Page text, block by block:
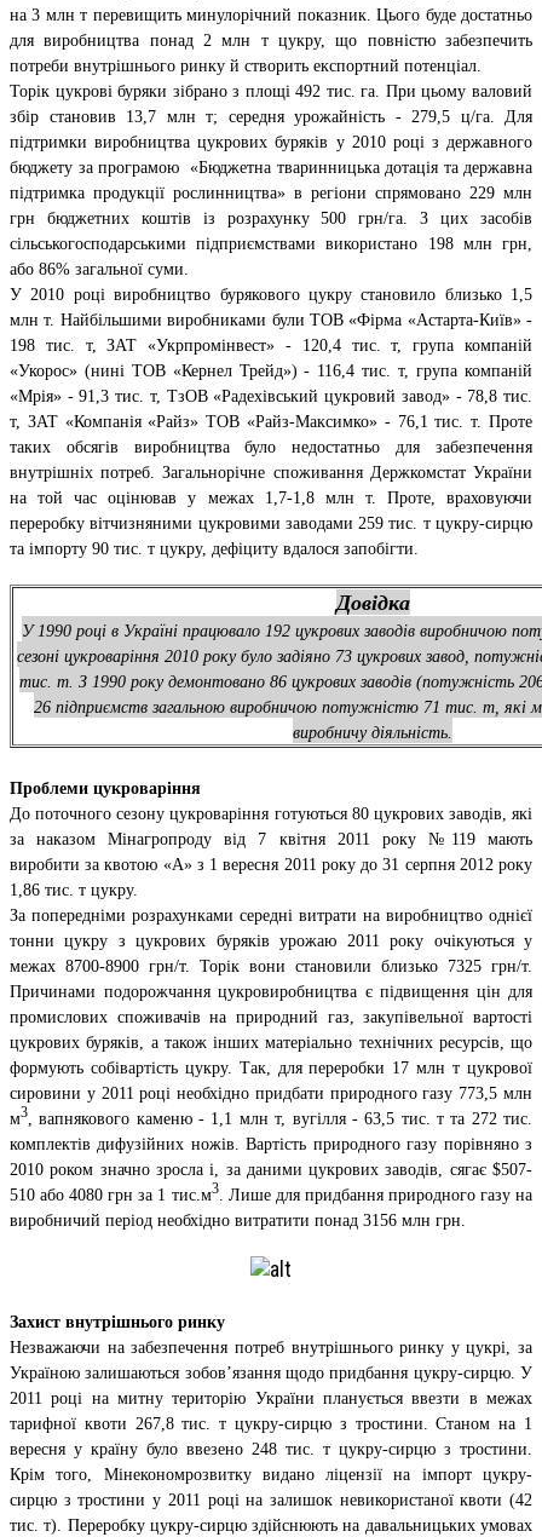
на 3 млн т перевищить минулорічний показник. Цього буде достатньо
для виробництва понад 2 млн т цукру, що повністю забезпечить
потреби внутрішнього ринку й створить експортний потенціал.
Торік цукрові буряки зібрано з площі 492 тис. га. При цьому валовий
збір становив 13,7 млн т; середня урожайність - 279,5 ц/га. Для
підтримки виробництва цукрових буряків у 2010 році з державного
бюджету за програмою «Бюджетна тваринницька дотація та державна
підтримка продукції рослинництва» в регіони спрямовано 229 млн
грн бюджетних коштів із розрахунку 500 грн/га. З цих засобів
сільськогосподарськими підприємствами використано 198 млн грн,
або 86% загальної суми.
У 2010 році виробництво бурякового цукру становило близько 1,5
млн т. Найбільшими виробниками були ТОВ «Фірма «Астарта-Київ» -
198 тис. т, ЗАТ «Укрпромінвест» - 120,4 тис. т, група компаній
«Укорос» (нині ТОВ «Кернел Трейд») - 116,4 тис. т, група компаній
«Мрія» - 91,3 тис. т, ТзОВ «Радехівський цукровий завод» - 78,8 тис.
т, ЗАТ «Компанія «Райз» ТОВ «Райз-Максимко» - 76,1 тис. т. Проте
таких обсягів виробництва було недостатньо для забезпечення
внутрішніх потреб. Загальнорічне споживання Держкомстат України
на той час оцінював у межах 1,7-1,8 млн т. Проте, враховуючи
переробку вітчизняними цукровими заводами 259 тис. т цукру-сирцю
та імпорту 90 тис. т цукру, дефіциту вдалося запобігти.
Довідка
У 1990 році в Україні працювало 192 цукрових заводів виробничою
сезоні цукроваріння 2010 року було задіяно 73 цукрових завод,
тис. т. З 1990 року демонтовано 86 цукрових заводів (потужність
26 підприємств загальною виробничою потужністю 71 тис. т, які
виробничу діяльність.
Проблеми цукроваріння
До поточного сезону цукроваріння готуються 80 цукрових заводів, які
за наказом Мінагропроду від 7 квітня 2011 року №119 мають
виробити за квотою «А» з 1 вересня 2011 року до 31 серпня 2012 року
1,86 тис. т цукру.
За попередніми розрахунками середні витрати на виробництво однієї
тонни цукру з цукрових буряків урожаю 2011 року очікуються у
межах 8700-8900 грн/т. Торік вони становили близько 7325 грн/т.
Причинами подорожчання цукровиробництва є підвищення цін для
промислових споживачів на природний газ, закупівельної вартості
цукрових буряків, а також інших матеріально технічних ресурсів, що
формують собівартість цукру. Так, для переробки 17 млн т цукрової
сировини у 2011 році необхідно придбати природного газу 773,5 млн
м3 , вапнякового каменю - 1,1 млн т, вугілля - 63,5 тис. т та 272 тис.
комплектів дифузійних ножів. Вартість природного газу порівняно з
2010 роком значно зросла і, за даними цукрових заводів, сягає $507-
510 або 4080 грн за 1 тис.м3. Лише для придбання природного газу на
виробничий період необхідно витратити понад 3156 млн грн.
Захист внутрішнього ринку
Незважаючи на забезпечення потреб внутрішнього ринку у цукрі, за
Україною залишаються зобов’язання щодо придбання цукру-сирцю. У
2011 році на митну територію України планується ввезти в межах
тарифної квоти 267,8 тис. т цукру-сирцю з тростини. Станом на 1
вересня у країну було ввезено 248 тис. т цукру-сирцю з тростини.
Крім того, Мінекономрозвитку видано ліцензії на імпорт цукру-
сирцю з тростини у 2011 році на залишок невикористаної квоти (42
тис. т). Переробку цукру-сирцю здійснюють на давальницьких умовах